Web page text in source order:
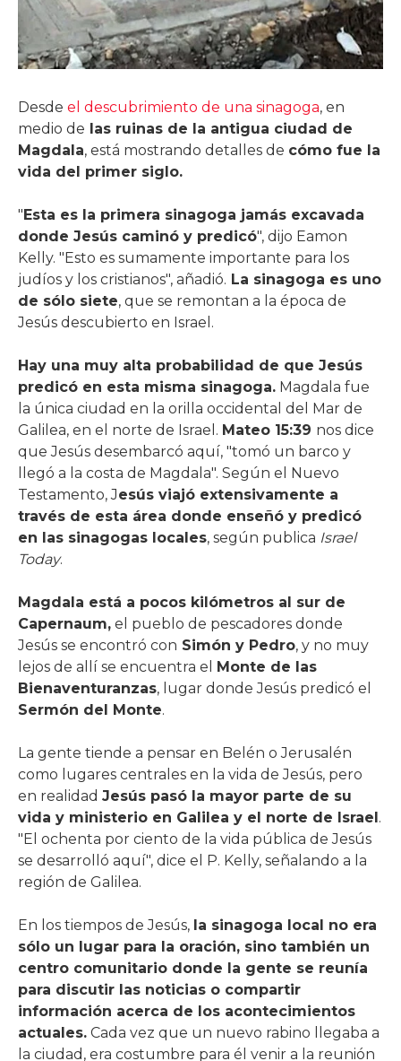
Desde el descubrimiento de una sinagoga, en
medio de las ruinas de la antigua ciudad de
Magdala, está mostrando detalles de cómo fue la
vida del primer siglo.
"Esta es la primera sinagoga jamás excavada
donde Jesús caminó y predicó", dijo Eamon
Kelly. "Esto es sumamente importante para los
judíos y los cristianos", añadió. La sinagoga es uno
de sólo siete, que se remontan a la época de
Jesús descubierto en Israel.
Hay una muy alta probabilidad de que Jesús
predicó en esta misma sinagoga. Magdala fue
la única ciudad en la orilla occidental del Mar de
Galilea, en el norte de Israel. Mateo 15:39 nos dice
que Jesús desembarcó aquí, "tomó un barco y
llegó a la costa de Magdala". Según el Nuevo
Testamento, Jesús viajó extensivamente a
través de esta área donde enseñó y predicó
en las sinagogas locales, según publica Israel
Today.
Magdala está a pocos kilómetros al sur de
Capernaum, el pueblo de pescadores donde
Jesús se encontró con Simón y Pedro, y no muy
lejos de allí se encuentra el Monte de las
Bienaventuranzas, lugar donde Jesús predicó el
Sermón del Monte.
La gente tiende a pensar en Belén o Jerusalén
como lugares centrales en la vida de Jesús, pero
en realidad Jesús pasó la mayor parte de su
vida y ministerio en Galilea y el norte de Israel.
"El ochenta por ciento de la vida pública de Jesús
se desarrolló aquí", dice el P. Kelly, señalando a la
región de Galilea.
En los tiempos de Jesús, la sinagoga local no era
sólo un lugar para la oración, sino también un
centro comunitario donde la gente se reunía
para discutir las noticias o compartir
información acerca de los acontecimientos
actuales. Cada vez que un nuevo rabino llegaba a
la ciudad, era costumbre para él venir a la reunión